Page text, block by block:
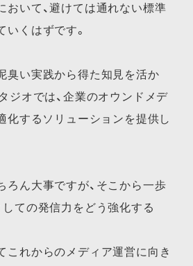
おいて、避けては通れない標準
くはずです。
臭い実践から得た知見を活か
ジオでは、企業のオウンドメデ
化するソリューションを提供し
ろん大事ですが、そこから一歩
しての発信力をどう強化する
これからのメディア運営に向き